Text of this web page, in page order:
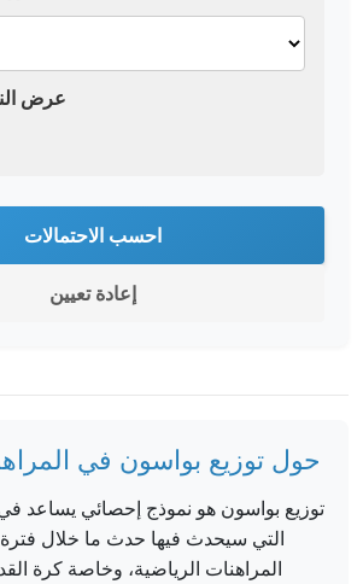
عرض
احسب الاحتمالات
إعادة تعيين
حول توزيع بواسون في
توزيع بواسون هو نموذج إحصائي يساعد
التي سيحدث فيها حدث ما خلال
المراهنات الرياضية، وخاصة كرة